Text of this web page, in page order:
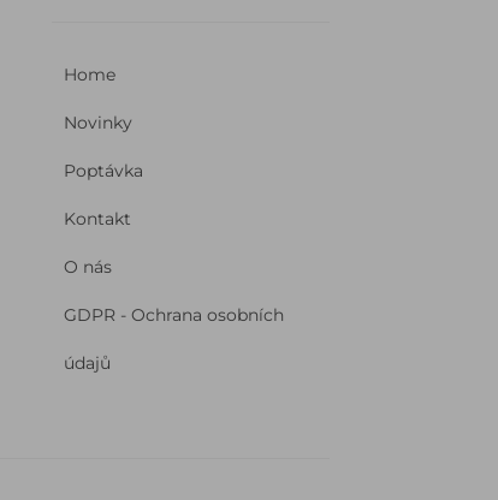
Home
Novinky
Poptávka
Kontakt
O nás
GDPR - Ochrana osobních
údajů